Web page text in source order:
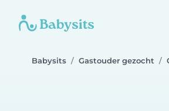
Babysits Gastouder gezocht